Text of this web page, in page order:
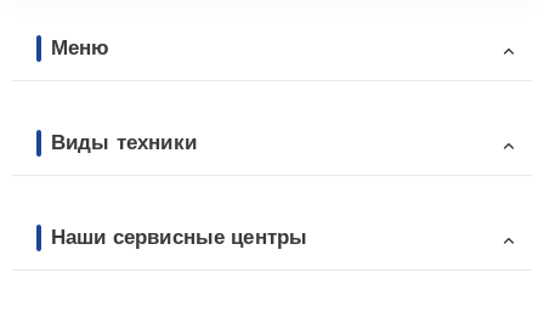
Меню
Виды техники
Наши сервисные центры